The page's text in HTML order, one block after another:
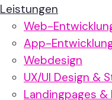
Leistungen
Web-
App-
Webdesign
UX/UI Design &
Landingpages &